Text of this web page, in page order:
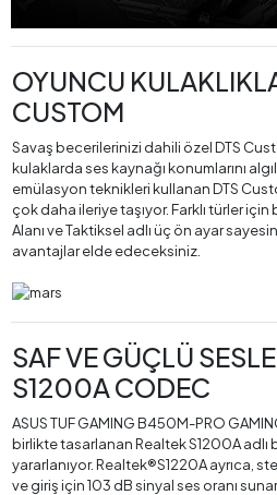
OYUNCU
CUSTOM
Savaş becerilerinizi dahili özel DTS
kulaklarda ses kaynağı konumlarını
emülasyon teknikleri kullanan DTS
çok daha ileriye taşıyor. Farklı türler için
Alanı ve Taktiksel adlı üç ön ayar
avantajlar elde edeceksiniz.
SAF VE GÜÇLÜ
S1200A CODEC
ASUS TUF GAMING B450M-PRO
birlikte tasarlanan Realtek S1200A
yararlanıyor. Realtek®S1220A ayrıca,
ve giriş için 103 dB sinyal ses oranı